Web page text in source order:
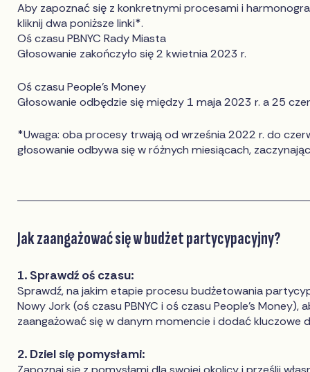
Aby zapoznać się z konkretnymi procesami i
kliknij dwa poniższe linki*.
Oś czasu PBNYC Rady Miasta
Głosowanie zakończyło się 2 kwietnia 2023 r.
Oś czasu People's Money
Głosowanie odbędzie się między 1 maja 2023 r. a 25
*Uwaga: oba procesy trwają od września 2022 r. do
głosowanie odbywa się w różnych miesiącach,
Jak zaangażować się w budżet partycypacyjny?
1. Sprawdź oś czasu:
Sprawdź, na jakim etapie procesu budżetowania
Nowy Jork (oś czasu PBNYC i oś czasu People's Money),
zaangażować się w danym momencie i dodać kluczowe
2. Dziel się pomysłami: